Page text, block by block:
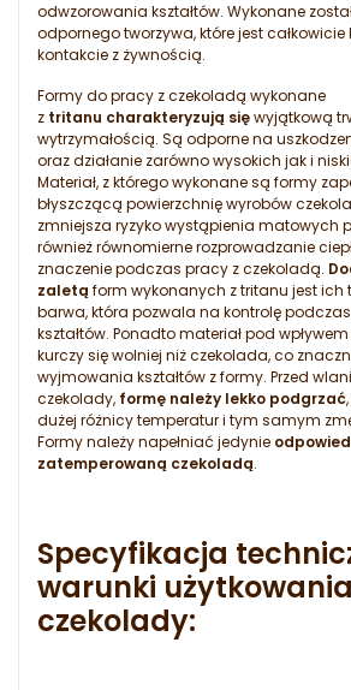
odwzorowania kształtów. Wykonane
odpornego tworzywa, które jest całkowicie
kontakcie z żywnością.
Formy do pracy z czekoladą wykonane
z tritanu charakteryzują sięwyjątkową
wytrzymałością. Są odporne na
oraz działanie zarówno wysokich jak i
Materiał, z którego wykonane są formy
błyszczącą powierzchnię wyrobów
zmniejsza ryzyko wystąpienia matowych
również równomierne rozprowadzanie
znaczenie podczas pracy z czekoladą.
zaletą form wykonanych z tritanu jest ich
barwa, która pozwala na kontrolę
kształtów. Ponadto materiał pod
kurczy się wolniej niż czekolada, co
wyjmowania kształtów z formy. Przed
czekolady, formę należy lekko podgrzać
dużej różnicy temperatur i tym samym
Formy należy napełniać jedynie
zatemperowaną czekoladą.
Specyfikacja
warunki
czekolady: